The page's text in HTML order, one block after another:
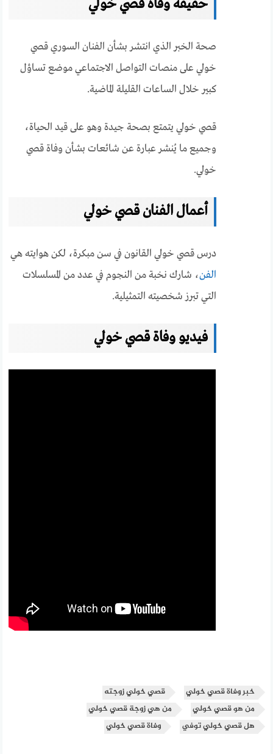
حقيقة وفاة قصي خولي
صحة الخبر الذي انتشر بشأن الفنان السوري قصي
خولي على منصات التواصل الاجتماعي موضع تساؤل
كبير خلال الساعات القليلة الماضية.
قصي خولي يتمتع بصحة جيدة وهو على قيد الحياة،
وجميع ما يُنشر عبارة عن شائعات بشأن وفاة قصي
خولي.
أعمال الفنان قصي خولي
درس قصي خولي القانون في سن مبكرة، لكن هوايته هي
الفن، شارك نخبة من النجوم في عدد من المسلسلات
التي تبرز شخصيته التمثيلية.
فيديو وفاة قصي خولي
خبر وفاة قصي خولي
قصي خولي زوجته
من هو قصي خولي
من هي زوجة قصي خولي
هل قصي خولي توفي
وفاة قصي خولي